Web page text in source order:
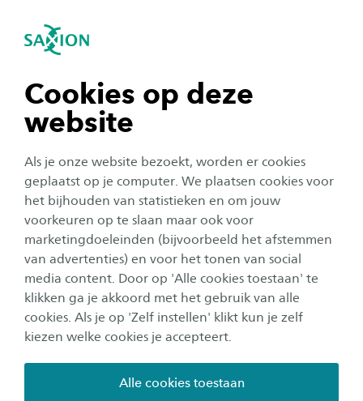
Cookies op deze
website
Als je onze website bezoekt, worden er cookies
geplaatst op je computer. We plaatsen cookies voor
het bijhouden van statistieken en om jouw
voorkeuren op te slaan maar ook voor
marketingdoeleinden (bijvoorbeeld het afstemmen
van advertenties) en voor het tonen van social
media content. Door op 'Alle cookies toestaan' te
klikken ga je akkoord met het gebruik van alle
cookies. Als je op 'Zelf instellen' klikt kun je zelf
kiezen welke cookies je accepteert.
Alle cookies toestaan
Navigatie openen
tonen
tonen
tonen
tonen
sluiten
Ondernemerschap
Ben jij op zoek naar de
kickstart van je carrière?
11 maart 2019 Leestijd: Minuten
Zit jij in de eindfase van je studie en sta je